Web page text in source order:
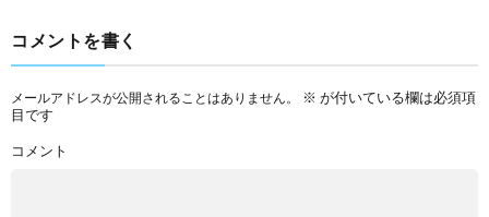
コメントを書く
メールアドレスが公開されることはありません。 ※ が付いている欄は必須項
目です
コメント